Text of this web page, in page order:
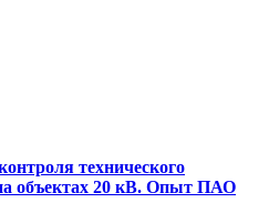
технического
объектах 20 кВ. Опыт ПАО